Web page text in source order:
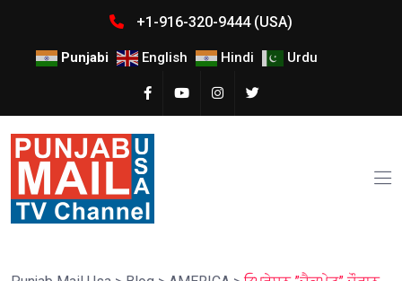
+1-916-320-9444 (USA)
Punjabi English Hindi Urdu